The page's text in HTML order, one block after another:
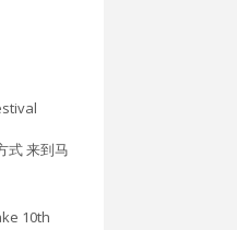
式 来到马
10th